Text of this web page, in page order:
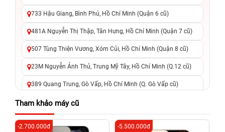
733 Hậu Giang, Bình Phú, Hồ Chí Minh (Quận 6 cũ)
481A Nguyễn Thị Thập, Tân Hưng, Hồ Chí Minh (Quận 7 cũ)
507 Tùng Thiện Vương, Xóm Củi, Hồ Chí Minh (Quận 8 cũ)
23M Nguyễn Ảnh Thủ, Trung Mỹ Tây, Hồ Chí Minh (Q.12 cũ)
389 Quang Trung, Gò Vấp, Hồ Chí Minh (Q. Gò Vấp cũ)
625 - 625A Âu Cơ, Tân Phú, Hồ Chí Minh (Quận Tân Phú cũ)
326 Lê Văn Việt, Tăng Nhơn Phú, Hồ Chí Minh (Q.9 TP. Thủ
Đức cũ)
Tham khảo máy cũ
-2.700.000đ -5.500.000đ